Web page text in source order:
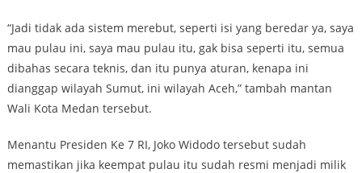
“Jadi tidak ada sistem merebut, seperti isi yang beredar ya, saya
mau pulau ini, saya mau pulau itu, gak bisa seperti itu, semua
dibahas secara teknis, dan itu punya aturan, kenapa ini
dianggap wilayah Sumut, ini wilayah Aceh,” tambah mantan
Wali Kota Medan tersebut.
Menantu Presiden Ke 7 RI, Joko Widodo tersebut sudah
memastikan jika keempat pulau itu sudah resmi menjadi milik